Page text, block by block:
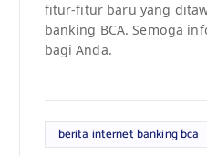
fitur-fitur baru yang
banking BCA. Semoga
bagi Anda.
berita internet banking bca